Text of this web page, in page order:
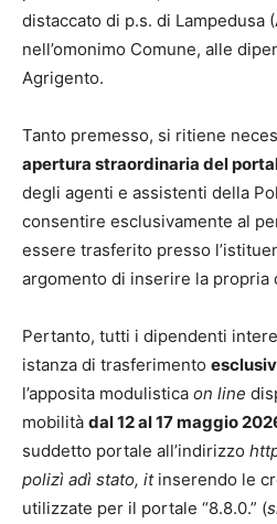
distaccato di p.s. di Lampedusa
nell’omonimo Comune, alle
Agrigento.
Tanto premesso, si ritiene
apertura straordinaria del
degli agenti e assistenti della
consentire esclusivamente al
essere trasferito presso
argomento di inserire la propria
Pertanto, tutti i dipendenti
istanza di trasferimento
l’apposita modulistica on line
mobilità dal 12 al 17 maggio
suddetto portale all’indirizzo
polizì adì stato, itinserendo le
utilizzate per il portale “8.8.0.” (